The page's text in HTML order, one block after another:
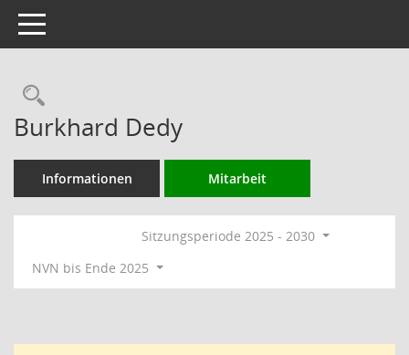
Toggle navigation
Rechercheauswahl
Burkhard Dedy
Informationen Mitarbeit
Sitzungsperiode 2025 - 2030
NVN bis Ende 2025